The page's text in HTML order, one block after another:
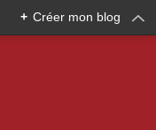
+ Créer mon blog